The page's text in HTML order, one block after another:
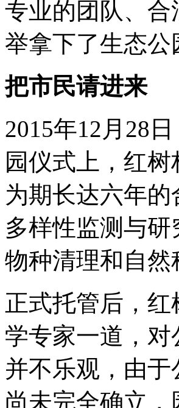
专业的团队、
举拿下了生态
把市民请进来
2015年12月28
园仪式上，红
为期长达六年
多样性监测与
物种清理和自
正式托管后，
学专家一道，
并不乐观，由
尚未完全确立